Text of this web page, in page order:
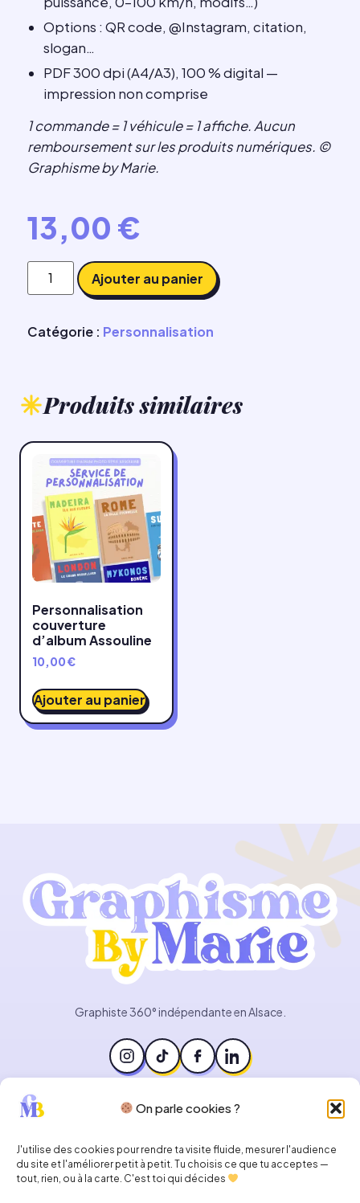
On parle cookies ?
J'utilise des cookies pour rendre ta visite fluide, mesurer l'audience
du site et l'améliorer petit à petit. Tu choisis ce que tu acceptes —
tout, rien, ou à la carte. C'est toi qui décides
13,00 €
Options : QR code, @Instagram, citation,
slogan…
PDF 300 dpi (A4/A3), 100 % digital —
impression non comprise
1 commande = 1 véhicule = 1 affiche. Aucun
remboursement sur les produits numériques. ©
Graphisme by Marie.
Ajouter au panier
Catégorie : Personnalisation
Produits similaires
Personnalisation
couverture
d’album Assouline
10,00€
Ajouter au panier
Graphiste 360° indépendante en Alsace.
CONTACT
Haguenau · Alsace
Lun – Sam · 9h30-18h30
Réponse sous 48h